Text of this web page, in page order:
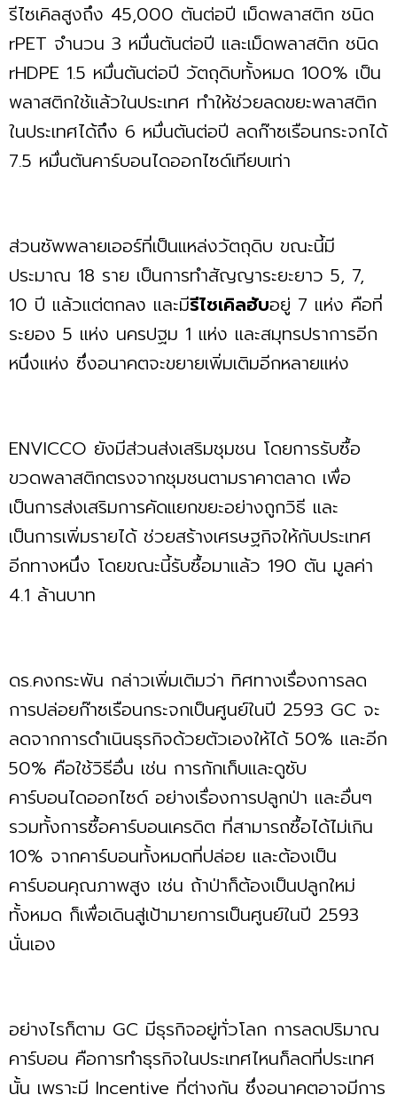
รีไซเคิลสูงถึง 45,000 ตันต่อปี เม็ดพลาสติก ชนิด
rPET จำนวน 3 หมื่นตันต่อปี และเม็ดพลาสติก ชนิด
rHDPE 1.5 หมื่นตันต่อปี วัตถุดิบทั้งหมด 100% เป็น
พลาสติกใช้แล้วในประเทศ ทำให้ช่วยลดขยะพลาสติก
ในประเทศได้ถึง 6 หมื่นตันต่อปี ลดก๊าซเรือนกระจกได้
7.5 หมื่นตันคาร์บอนไดออกไซด์เทียบเท่า
ส่วนซัพพลายเออร์ที่เป็นแหล่งวัตถุดิบ ขณะนี้มี
ประมาณ 18 ราย เป็นการทำสัญญาระยะยาว 5, 7,
10 ปี แล้วแต่ตกลง และมีรีไซเคิลฮับอยู่ 7 แห่ง คือที่
ระยอง 5 แห่ง นครปฐม 1 แห่ง และสมุทรปราการอีก
หนึ่งแห่ง ซึ่งอนาคตจะขยายเพิ่มเติมอีกหลายแห่ง
ENVICCO ยังมีส่วนส่งเสริมชุมชน โดยการรับซื้อ
ขวดพลาสติกตรงจากชุมชนตามราคาตลาด เพื่อ
เป็นการส่งเสริมการคัดแยกขยะอย่างถูกวิธี และ
เป็นการเพิ่มรายได้ ช่วยสร้างเศรษฐกิจให้กับประเทศ
อีกทางหนึ่ง โดยขณะนี้รับซื้อมาแล้ว 190 ตัน มูลค่า
4.1 ล้านบาท
ดร.คงกระพัน กล่าวเพิ่มเติมว่า ทิศทางเรื่องการลด
การปล่อยก๊าซเรือนกระจกเป็นศูนย์ในปี 2593 GC จะ
ลดจากการดำเนินธุรกิจด้วยตัวเองให้ได้ 50% และอีก
50% คือใช้วิธีอื่น เช่น การกักเก็บและดูซับ
คาร์บอนไดออกไซด์ อย่างเรื่องการปลูกป่า และอื่นๆ
รวมทั้งการซื้อคาร์บอนเครดิต ที่สามารถซื้อได้ไม่เกิน
10% จากคาร์บอนทั้งหมดที่ปล่อย และต้องเป็น
คาร์บอนคุณภาพสูง เช่น ถ้าป่าก็ต้องเป็นปลูกใหม่
ทั้งหมด ก็เพื่อเดินสู่เป้ามายการเป็นศูนย์ในปี 2593
นั่นเอง
อย่างไรก็ตาม GC มีธุรกิจอยู่ทั่วโลก การลดปริมาณ
คาร์บอน คือการทำธุรกิจในประเทศไหนก็ลดที่ประเทศ
นั้น เพราะมี Incentive ที่ต่างกัน ซึ่งอนาคตอาจมีการ